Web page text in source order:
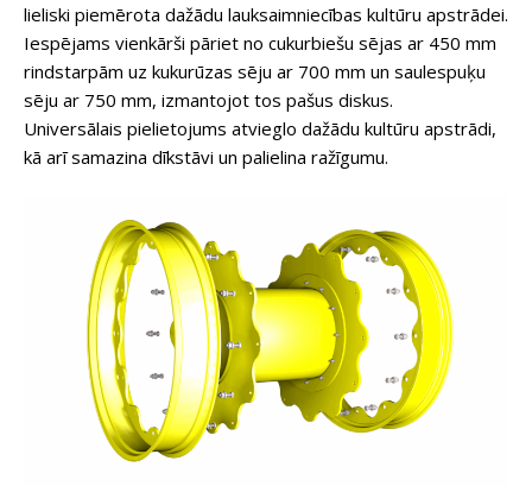
lieliski piemērota dažādu lauksaimniecības kultūru apstrādei.
Iespējams vienkārši pāriet no cukurbiešu sējas ar 450 mm
rindstarpām uz kukurūzas sēju ar 700 mm un saulespuķu
sēju ar 750 mm, izmantojot tos pašus diskus.
Universālais pielietojums atvieglo dažādu kultūru apstrādi,
kā arī samazina dīkstāvi un palielina ražīgumu.